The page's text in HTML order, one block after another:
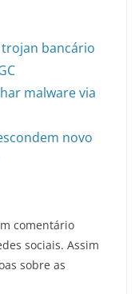
bancário
malware via
novo
comentário
sociais. Assim
sobre as